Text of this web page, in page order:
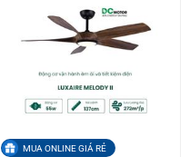
MUA ONLINE GIÁ RẺ